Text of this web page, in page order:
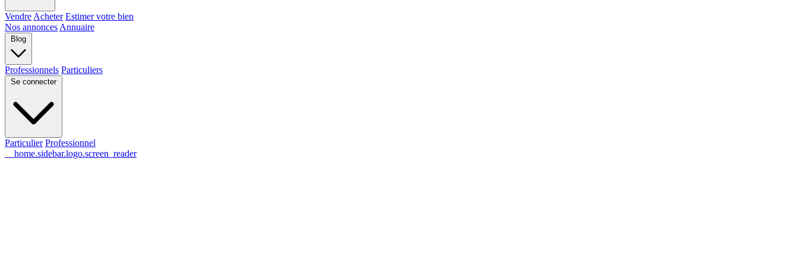
Vendre Acheter Estimer votre bien
Nos annonces Annuaire
Blog
Professionnels Particuliers
Se connecter
Particulier Professionnel
__home.sidebar.logo.screen_reader